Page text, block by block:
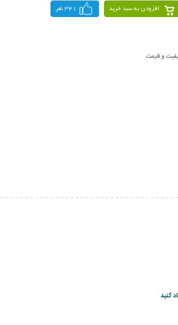
افزودن به سبد خرید 341 نفر
و قیمت
کنید